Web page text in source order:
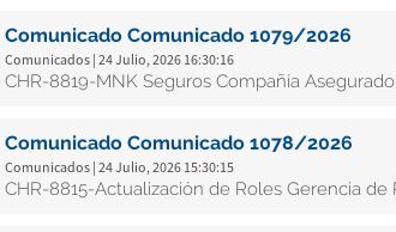
Comunicado Comunicado 1079/2026
Comunicados | 24 Julio, 2026 16:30:16
CHR-8819-MNK Seguros Compañía
Comunicado Comunicado 1078/2026
Comunicados | 24 Julio, 2026 15:30:15
CHR-8815-Actualización de Roles Gerencia de